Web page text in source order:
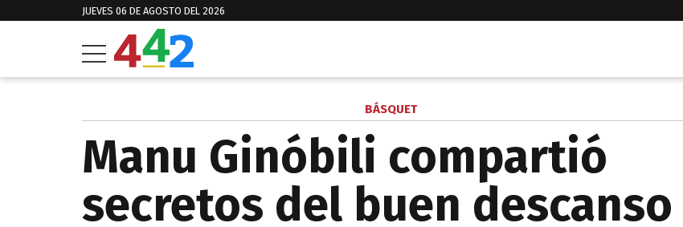
JUEVES 06 DE AGOSTO DEL 2026
BÁSQUET
Manu Ginóbili compartió
secretos del buen descanso